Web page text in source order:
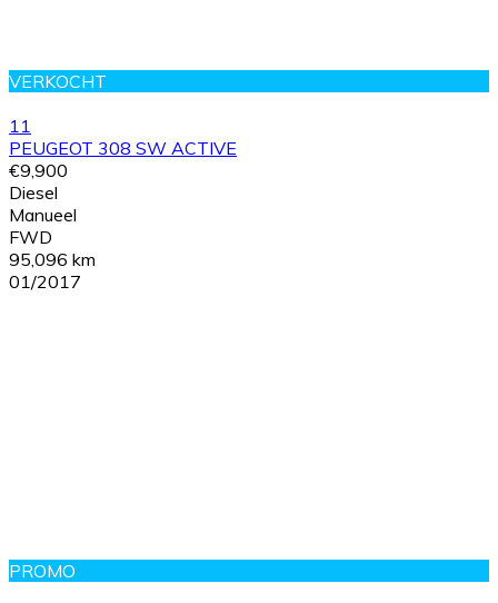
VERKOCHT
11
PEUGEOT 308 SW ACTIVE
€9,900
Diesel
Manueel
FWD
95,096 km
01/2017
PROMO